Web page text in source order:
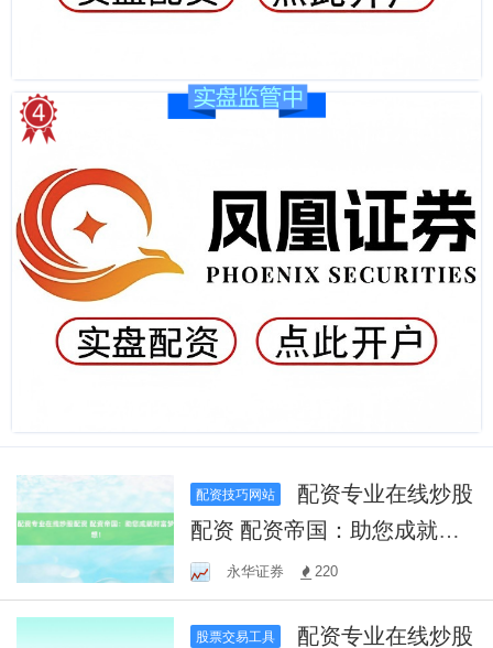
配资技巧网站
配资 配资帝国：助您成就财
富梦想！
永华证券 220
股票交易工具